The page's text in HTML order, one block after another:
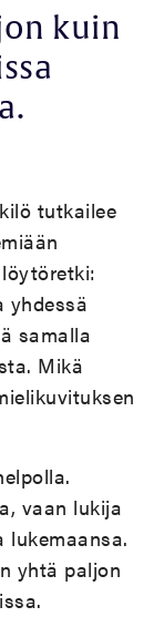
kuin
tutkailee
yhdessä
samalla
Mikä
vaan lukija
yhtä paljon